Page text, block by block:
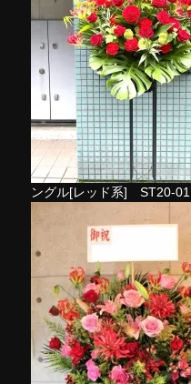
ングル[レッド系] ST20-01